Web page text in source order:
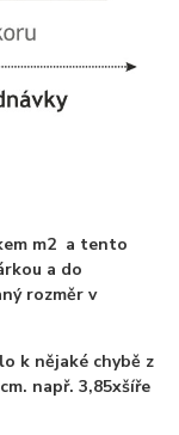
m2 a tento
a do
rozměr v
k nějaké chybě z
např. 3,85xšíře